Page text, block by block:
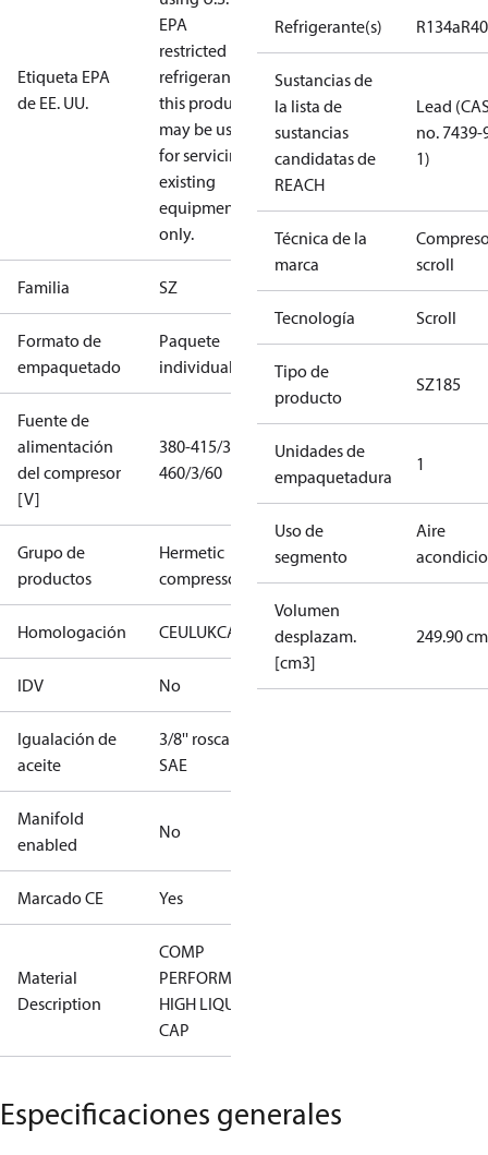
Etiqueta EPA
de EE. UU.
EPA
restricted
refrigerants,
this product
may be used
for servicing
existing
equipment
only.
Familia SZ
Formato de
empaquetado
Paquete
individual
Fuente de
alimentación
del compresor
[V]
380-415/3/50
460/3/60
Grupo de
productos
Hermetic
compressors
Homologación CEULUKCA
IDV No
Igualación de
aceite
3/8'' roscar
SAE
Manifold
enabled
No
Marcado CE Yes
Material
Description
COMP
PERFORMER
HIGH LIQUID
CAP
Refrigerante(s) R134a
Sustancias de
la lista de
sustancias
candidatas de
REACH
Lead
no. 7439-
1)
Técnica de la
marca
scroll
Tecnología Scroll
Tipo de
producto
SZ185
Unidades de
empaquetadura
1
Uso de
segmento
Aire
Volumen
desplazam.
[cm3]
249.90
Especificaciones generales